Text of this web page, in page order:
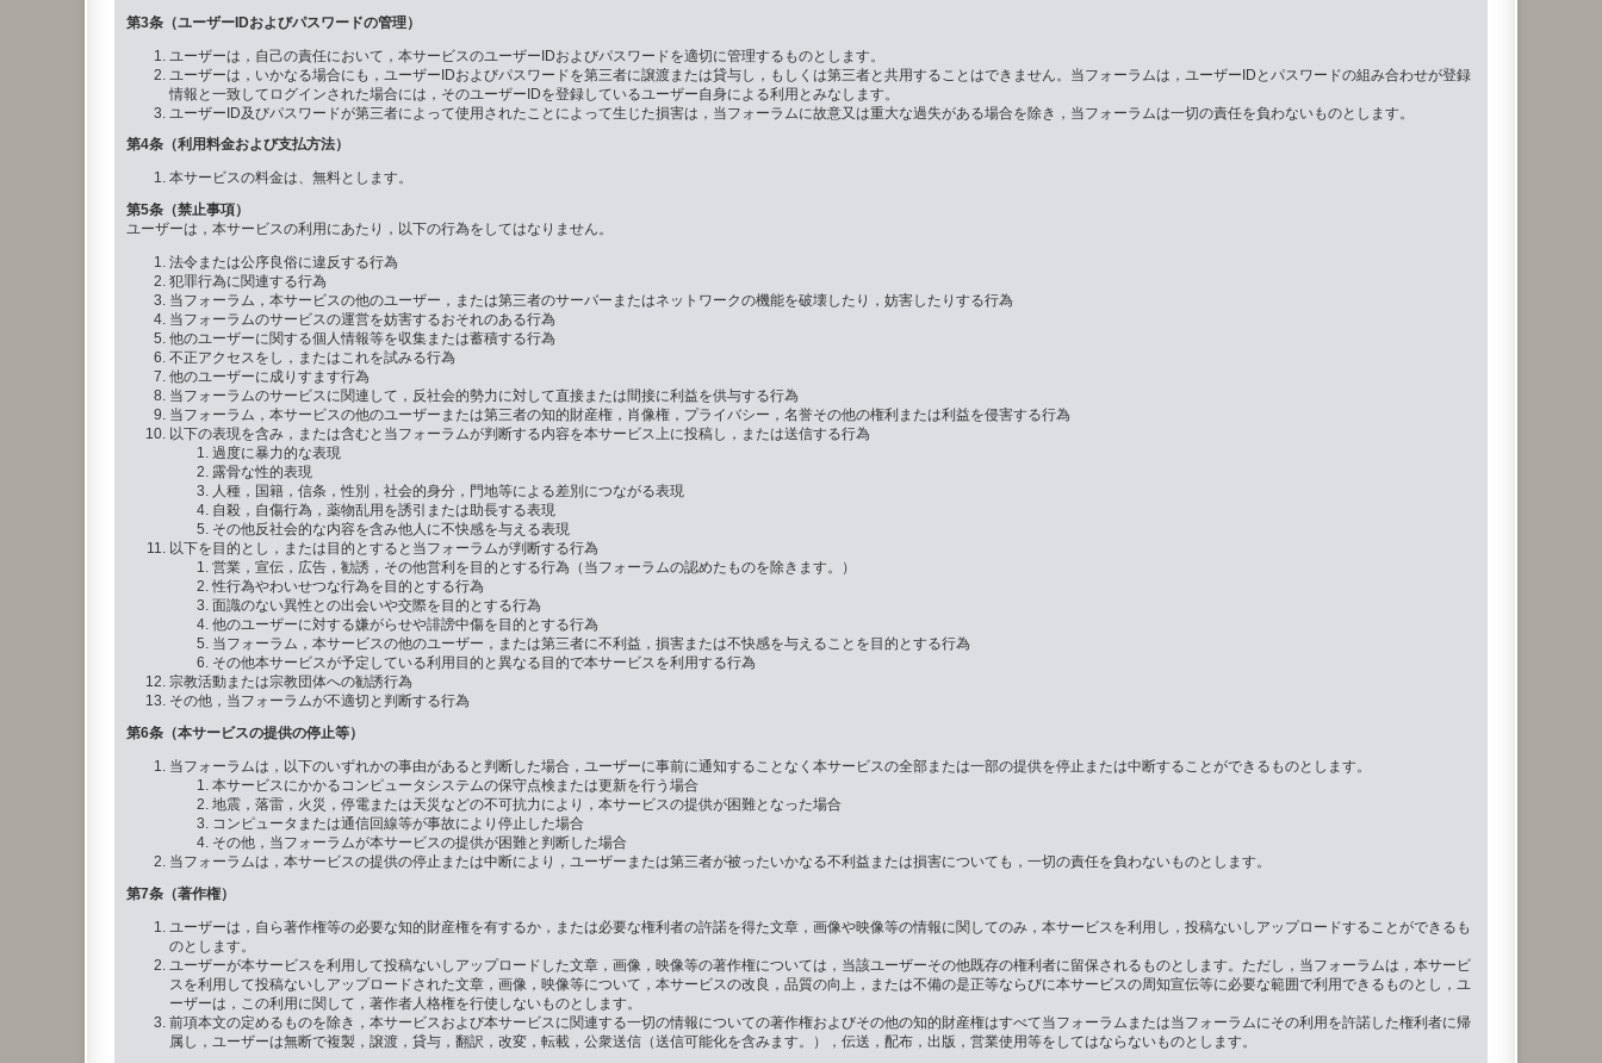
第3条（ユーザーIDおよびパスワードの管理）
ユーザーは，自己の責任において，本サービスのユーザーIDおよびパスワードを適切に管理するものとします。
ユーザーは，いかなる場合にも，ユーザーIDおよびパスワードを第三者に譲渡または貸与し，もしくは第三者と共用することはできません。当フォーラムは，ユーザーIDとパスワードの組み合わせが登録
情報と一致してログインされた場合には，そのユーザーIDを登録しているユーザー自身による利用とみなします。
ユーザーID及びパスワードが第三者によって使用されたことによって生じた損害は，当フォーラムに故意又は重大な過失がある場合を除き，当フォーラムは一切の責任を負わないものとします。
第4条（利用料金および支払方法）
本サービスの料金は、無料とします。
第5条（禁止事項）
ユーザーは，本サービスの利用にあたり，以下の行為をしてはなりません。
法令または公序良俗に違反する行為
犯罪行為に関連する行為
当フォーラム，本サービスの他のユーザー，または第三者のサーバーまたはネットワークの機能を破壊したり，妨害したりする行為
当フォーラムのサービスの運営を妨害するおそれのある行為
他のユーザーに関する個人情報等を収集または蓄積する行為
不正アクセスをし，またはこれを試みる行為
他のユーザーに成りすます行為
当フォーラムのサービスに関連して，反社会的勢力に対して直接または間接に利益を供与する行為
当フォーラム，本サービスの他のユーザーまたは第三者の知的財産権，肖像権，プライバシー，名誉その他の権利または利益を侵害する行為
以下の表現を含み，または含むと当フォーラムが判断する内容を本サービス上に投稿し，または送信する行為
過度に暴力的な表現
露骨な性的表現
人種，国籍，信条，性別，社会的身分，門地等による差別につながる表現
自殺，自傷行為，薬物乱用を誘引または助長する表現
その他反社会的な内容を含み他人に不快感を与える表現
以下を目的とし，または目的とすると当フォーラムが判断する行為
営業，宣伝，広告，勧誘，その他営利を目的とする行為（当フォーラムの認めたものを除きます。）
性行為やわいせつな行為を目的とする行為
面識のない異性との出会いや交際を目的とする行為
他のユーザーに対する嫌がらせや誹謗中傷を目的とする行為
当フォーラム，本サービスの他のユーザー，または第三者に不利益，損害または不快感を与えることを目的とする行為
その他本サービスが予定している利用目的と異なる目的で本サービスを利用する行為
宗教活動または宗教団体への勧誘行為
その他，当フォーラムが不適切と判断する行為
第6条（本サービスの提供の停止等）
当フォーラムは，以下のいずれかの事由があると判断した場合，ユーザーに事前に通知することなく本サービスの全部または一部の提供を停止または中断することができるものとします。
本サービスにかかるコンピュータシステムの保守点検または更新を行う場合
地震，落雷，火災，停電または天災などの不可抗力により，本サービスの提供が困難となった場合
コンピュータまたは通信回線等が事故により停止した場合
その他，当フォーラムが本サービスの提供が困難と判断した場合
当フォーラムは，本サービスの提供の停止または中断により，ユーザーまたは第三者が被ったいかなる不利益または損害についても，一切の責任を負わないものとします。
第7条（著作権）
ユーザーは，自ら著作権等の必要な知的財産権を有するか，または必要な権利者の許諾を得た文章，画像や映像等の情報に関してのみ，本サービスを利用し，投稿ないしアップロードすることができるも
のとします。
ユーザーが本サービスを利用して投稿ないしアップロードした文章，画像，映像等の著作権については，当該ユーザーその他既存の権利者に留保されるものとします。ただし，当フォーラムは，本サービ
スを利用して投稿ないしアップロードされた文章，画像，映像等について，本サービスの改良，品質の向上，または不備の是正等ならびに本サービスの周知宣伝等に必要な範囲で利用できるものとし，ユ
ーザーは，この利用に関して，著作者人格権を行使しないものとします。
前項本文の定めるものを除き，本サービスおよび本サービスに関連する一切の情報についての著作権およびその他の知的財産権はすべて当フォーラムまたは当フォーラムにその利用を許諾した権利者に帰
属し，ユーザーは無断で複製，譲渡，貸与，翻訳，改変，転載，公衆送信（送信可能化を含みます。），伝送，配布，出版，営業使用等をしてはならないものとします。